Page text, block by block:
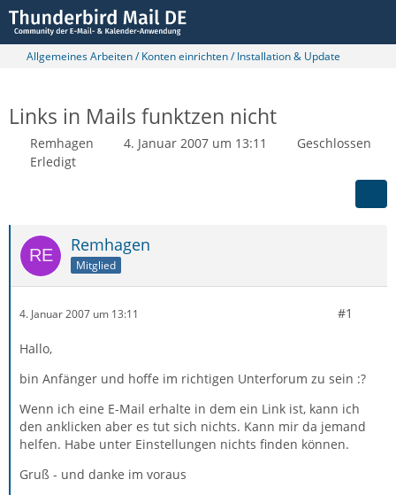
Allgemeines Arbeiten / Konten einrichten / Installation & Update
Links in Mails funktzen nicht
Remhagen 4. Januar 2007 um 13:11
Geschlossen
Erledigt
Remhagen
Mitglied
4. Januar 2007 um 13:11 #1
Hallo,
bin Anfänger und hoffe im richtigen Unterforum zu sein :?
Wenn ich eine E-Mail erhalte in dem ein Link ist, kann ich
den anklicken aber es tut sich nichts. Kann mir da jemand
helfen. Habe unter Einstellungen nichts finden können.
Gruß - und danke im voraus